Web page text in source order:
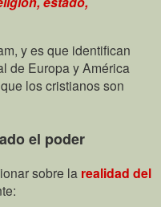
y es que identifican
de Europa y América
los cristianos son
el poder
sobre la realidad del